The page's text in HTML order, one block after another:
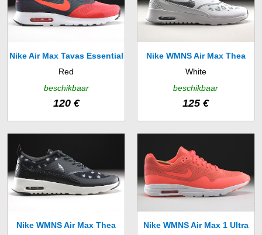
Nike Air Max Tavas Essential
Red
beschikbaar
120 €
Nike WMNS Air Max Thea
White
beschikbaar
125 €
Nike WMNS Air Max Thea Nike WMNS Air Max 1 Ultra